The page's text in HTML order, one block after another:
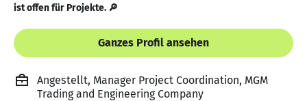
ist offen für Projekte. 🔎
Ganzes Profil ansehen
Angestellt, Manager Project Coordination, MGM
Trading and Engineering Company